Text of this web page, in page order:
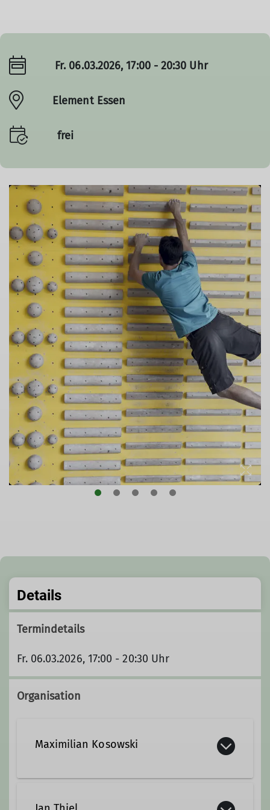
Fr. 06.03.2026, 17:00 - 20:30 Uhr
Element Essen
frei
Details
Termindetails
Fr. 06.03.2026, 17:00 - 20:30 Uhr
Organisation
Maximilian Kosowski